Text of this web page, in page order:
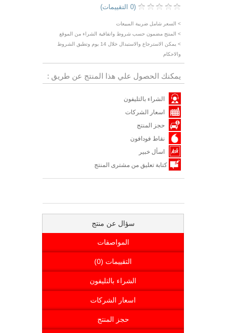
(0 التقييمات)
> السعر شامل ضريبة المبيعات
> المنتج مضمون حسب شروط واتفاقية الشراء من الموقع
> يمكن الاسترجاع والاستبدال خلال 14 يوم وتطبق الشروط
والاحكام
يمكنك الحصول علي هذا المنتج عن طريق :
الشراء بالتليفون
اسعار الشركات
حجز المنتج
نقاط فودافون
اسأل خبير
كتابة تعليق من مشترى المنتج
سؤال عن منتج
المواصفات
التقييمات (0)
الشراء بالتليفون
اسعار الشركات
حجز المنتج